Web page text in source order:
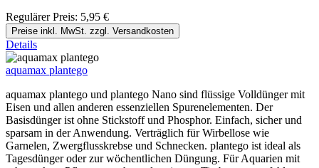
Regulärer Preis: 5,95 €
Preise inkl. MwSt. zzgl. Versandkosten
Details
aquamax plantego
aquamax plantego und plantego Nano sind flüssige Volldünger mit
Eisen und allen anderen essenziellen Spurenelementen. Der
Basisdünger ist ohne Stickstoff und Phosphor. Einfach, sicher und
sparsam in der Anwendung. Verträglich für Wirbellose wie
Garnelen, Zwergflusskrebse und Schnecken. plantego ist ideal als
Tagesdünger oder zur wöchentlichen Düngung. Für Aquarien mit